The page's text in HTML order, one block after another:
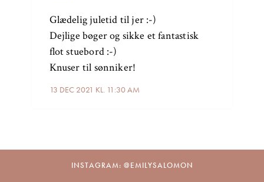
13 DEC 2021 KL. 11:30 AM
Glædelig juletid til jer :-)
Dejlige bøger og sikke et fantastisk
flot stuebord :-)
Knuser til sønniker!
INSTAGRAM: @EMILYSALOMON